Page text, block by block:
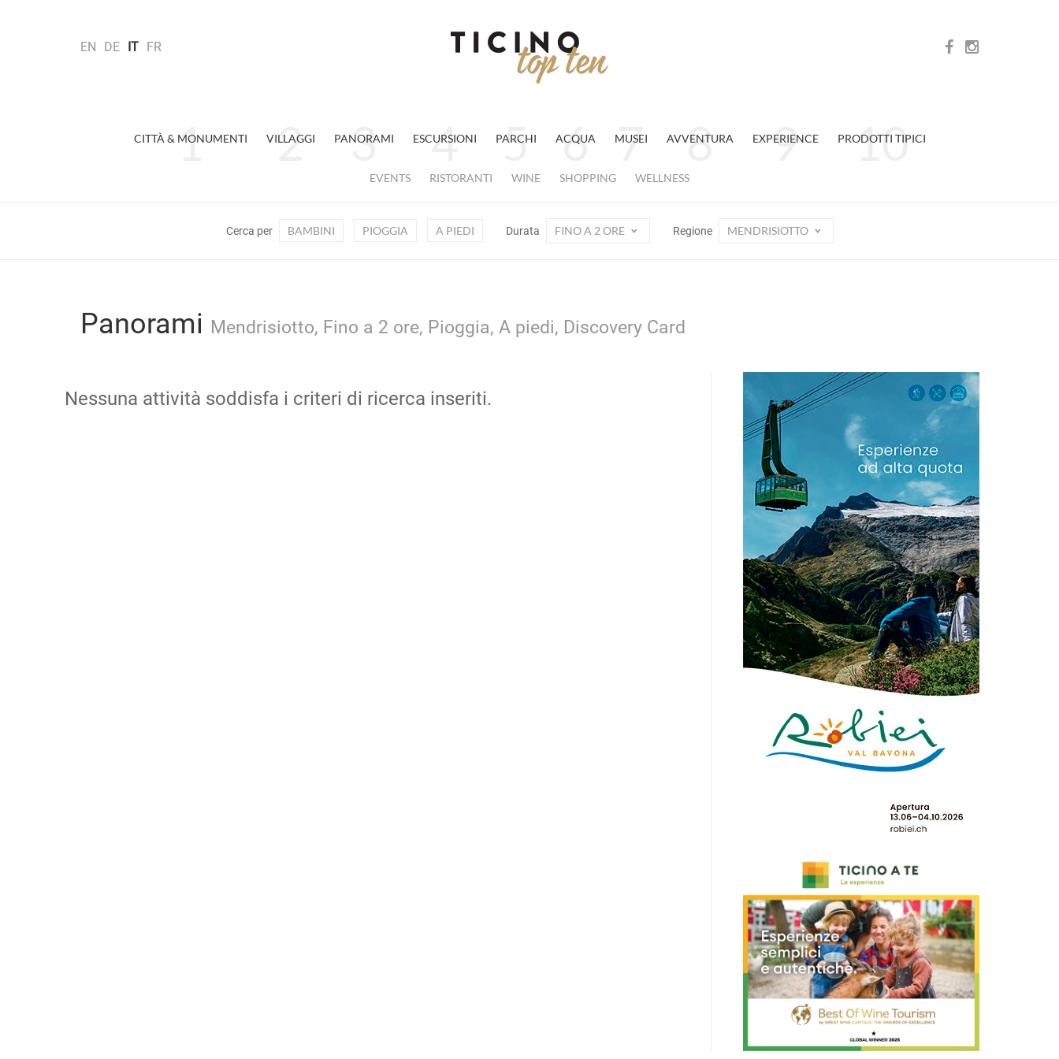
EN DE IT FR
CITTÀ & MONUMENTI VILLAGGI PANORAMI ESCURSIONI PARCHI ACQUA MUSEI AVVENTURA EXPERIENCE PRODOTTI TIPICI
EVENTS RISTORANTI WINE SHOPPING WELLNESS
Cerca per BAMBINI PIOGGIA A PIEDI Durata FINO A 2 ORE Regione MENDRISIOTTO
Panorami Mendrisiotto, Fino a 2 ore, Pioggia, A piedi, Discovery Card
Nessuna attività soddisfa i criteri di ricerca inseriti.